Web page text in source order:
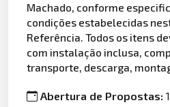
Machado, conforme
condições estabelecidas
Referência. Todos os itens
com instalação inclusa,
transporte, descarga,
Abertura de Propostas: